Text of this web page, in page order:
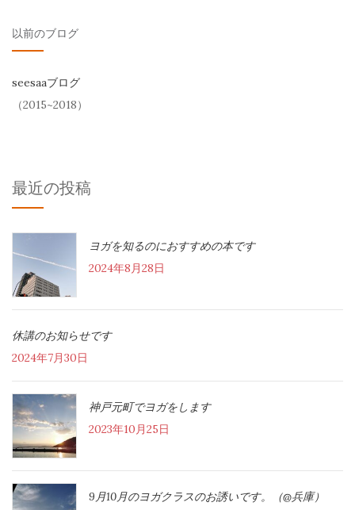
以前のブログ
seesaaブログ
（2015~2018）
最近の投稿
ヨガを知るのにおすすめの本です
2024年8月28日
休講のお知らせです
2024年7月30日
神戸元町でヨガをします
2023年10月25日
9月10月のヨガクラスのお誘いです。（@兵庫）